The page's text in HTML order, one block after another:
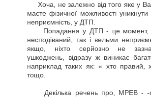
Хоча, не залежно від того яке у
маєте фізичної можливості
неприємність, у ДТП.
Попадання у ДТП - це момент,
несподіваний, так і вельми
якщо, ніхто серйозно не
ушкоджень, відразу ж виникає
наприклад таких як: « хто правий,
тощо.
Декілька речень про, МРЕВ - -